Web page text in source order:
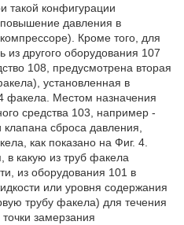
такой конфигурации
давления в
Кроме того, для
из другого оборудования 107
108, предусмотрена вторая
установленная в
факела. Местом назначения
средства 103, например -
сброса давления,
как показано на Фиг. 4.
в какую из труб факела
из оборудования 101 в
или уровня содержания
трубу факела) для течения
замерзания